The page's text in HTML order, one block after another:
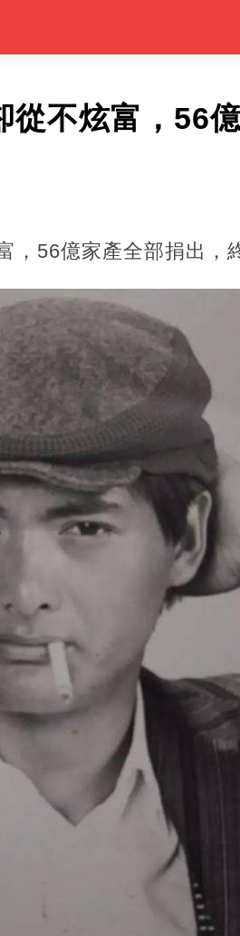
從不炫富，56
，56億家產全部捐出，